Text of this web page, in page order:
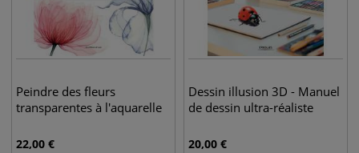
Peindre des fleurs
transparentes à l'aquarelle
22,00 €
Dessin illusion 3D - Manuel
de dessin ultra-réaliste
20,00 €